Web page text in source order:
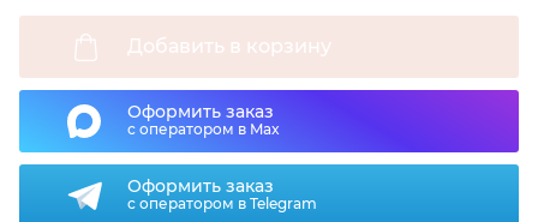
Добавить в корзину
Оформить заказ
с оператором в Max
Оформить заказ
с оператором в Telegram